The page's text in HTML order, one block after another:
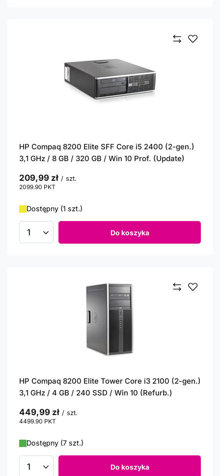
HP Compaq 8200 Elite SFF Core i5 2400 (2-gen.)
3,1 GHz / 8 GB / 320 GB / Win 10 Prof. (Update)
209,99 zł / szt.
2099.90 PKT
Dostępny (1 szt.)
Ilość produktów Do koszyka
HP Compaq 8200 Elite Tower Core i3 2100 (2-gen.)
3,1 GHz / 4 GB / 240 SSD / Win 10 (Refurb.)
449,99 zł / szt.
4499.90 PKT
Dostępny (7 szt.)
Ilość produktów Do koszyka